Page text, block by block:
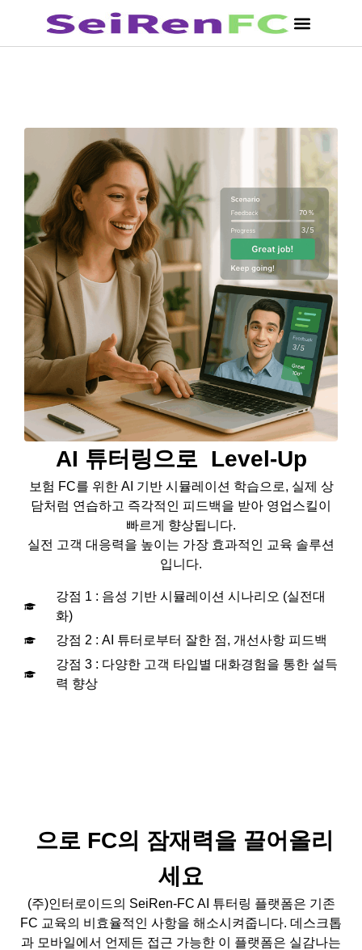
AI 튜터링으로 Level-Up
보험 FC를 위한 AI 기반 시뮬레이션 학습으로, 실제 상
담처럼 연습하고 즉각적인 피드백을 받아 영업스킬이
빠르게 향상됩니다.
실전 고객 대응력을 높이는 가장 효과적인 교육 솔루션
입니다.
강점 1 : 음성 기반 시뮬레이션 시나리오 (실전대
화)
강점 2 : AI 튜터로부터 잘한 점, 개선사항 피드백
강점 3 : 다양한 고객 타입별 대화경험을 통한 설득
력 향상
으로 FC의 잠재력을 끌어올리
세요
(주)인터로이드의 SeiRen-FC AI 튜터링 플랫폼은 기존
FC 교육의 비효율적인 사항을 해소시켜줍니다. 데스크톱
과 모바일에서 언제든 접근 가능한 이 플랫폼은 실감나는